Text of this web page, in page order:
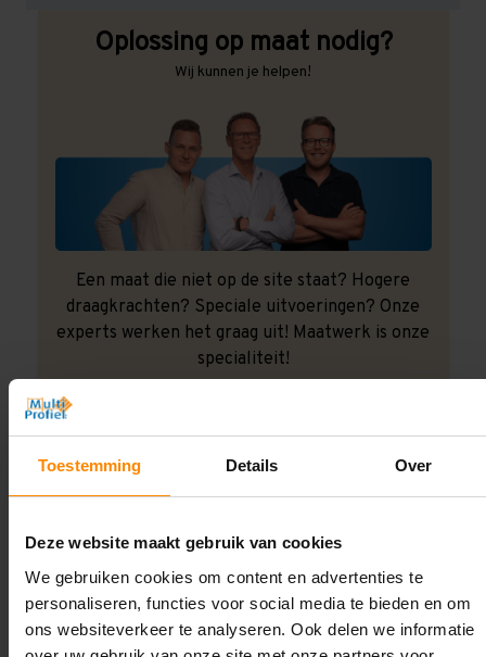
Toestemming Details Over
Deze website maakt gebruik van cookies
We gebruiken cookies om content en advertenties te
personaliseren, functies voor social media te bieden en om
ons websiteverkeer te analyseren. Ook delen we informatie
Oplossing op maat nodig?
Wij kunnen je helpen!
Een maat die niet op de site staat? Hogere
draagkrachten? Speciale uitvoeringen? Onze
experts werken het graag uit! Maatwerk is onze
specialiteit!
Montage uitbesteden?
Laat ons het doen!